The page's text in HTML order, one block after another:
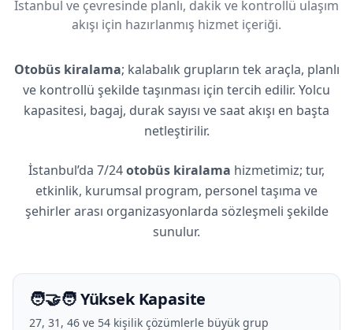
İstanbul ve çevresinde planlı, dakik ve kontrollü ulaşım
akışı için hazırlanmış hizmet içeriği.
Otobüs kiralama; kalabalık grupların tek araçla, planlı
ve kontrollü şekilde taşınması için tercih edilir. Yolcu
kapasitesi, bagaj, durak sayısı ve saat akışı en başta
netleştirilir.
İstanbul’da 7/24otobüs kiralama hizmetimiz; tur,
etkinlik, kurumsal program, personel taşıma ve
şehirler arası organizasyonlarda sözleşmeli şekilde
sunulur.
🧑‍🤝‍🧑 Yüksek Kapasite
27, 31, 46 ve 54 kişilik çözümlerle büyük grup